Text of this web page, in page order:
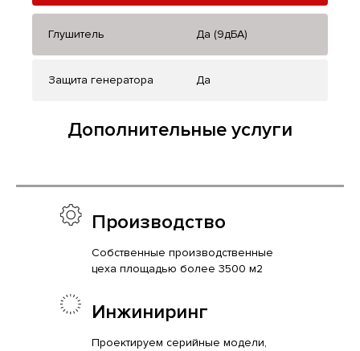
Глушитель Да (9дБА)
Защита генератора Да
Дополнительные услуги
Производство
Собственные производственные
цеха площадью более 3500 м2
Инжиниринг
Проектируем серийные модели,